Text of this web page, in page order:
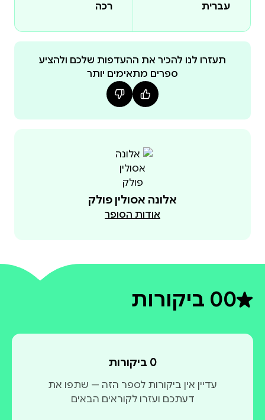
עברית
רכה
תעזרו לנו להכיר את ההעדפות שלכם ולהציע
ספרים מתאימים יותר
אלונה אסולין פולק
אודות הסופר
0דירוג ממוצע 0 מתוך 5
0 ביקורות
0 ביקורות
עדיין אין ביקורות לספר הזה — שתפו את
דעתכם ועזרו לקוראים הבאים